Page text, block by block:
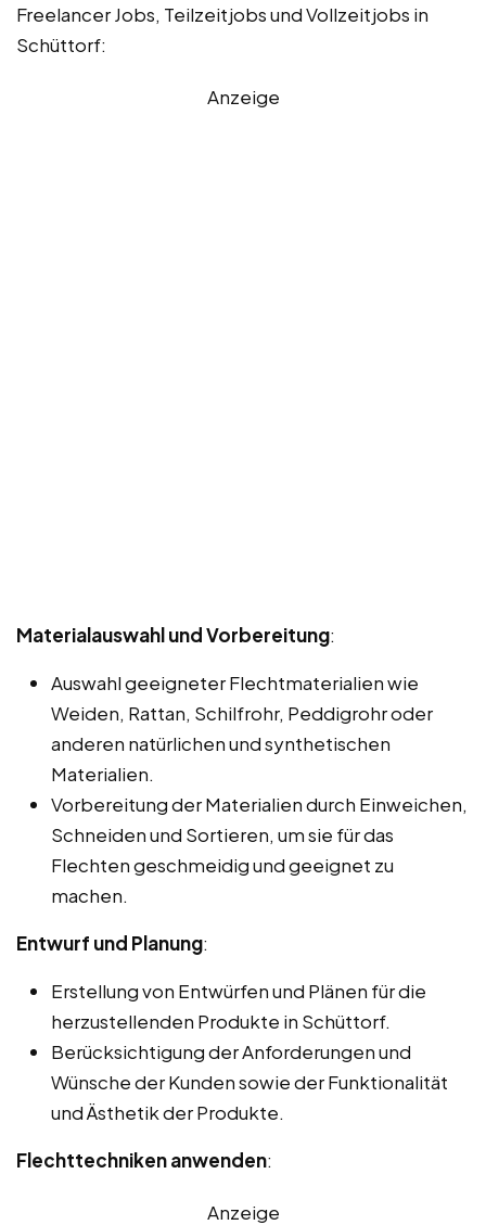
Freelancer Jobs, Teilzeitjobs und Vollzeitjobs in
Schüttorf:
Anzeige
Materialauswahl und Vorbereitung:
Auswahl geeigneter Flechtmaterialien wie
Weiden, Rattan, Schilfrohr, Peddigrohr oder
anderen natürlichen und synthetischen
Materialien.
Vorbereitung der Materialien durch Einweichen,
Schneiden und Sortieren, um sie für das
Flechten geschmeidig und geeignet zu
machen.
Entwurf und Planung:
Erstellung von Entwürfen und Plänen für die
herzustellenden Produkte in Schüttorf.
Berücksichtigung der Anforderungen und
Wünsche der Kunden sowie der Funktionalität
und Ästhetik der Produkte.
Flechttechniken anwenden:
Anzeige